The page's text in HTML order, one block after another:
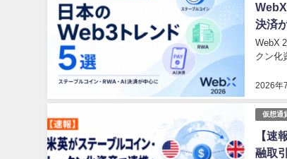
決済
2026年
WebX
クン化
仮想通
【速
融取